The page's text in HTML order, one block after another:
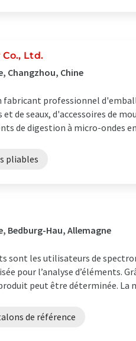
Ltd.
Changzhou, Chine
fabricant professionnel
de seaux, d'accessoires de
de digestion à micro-ondes en
pliables
Bedburg-Hau, Allemagne
sont les utilisateurs de
pour l’analyse d’éléments.
peut être déterminée. La
de référence